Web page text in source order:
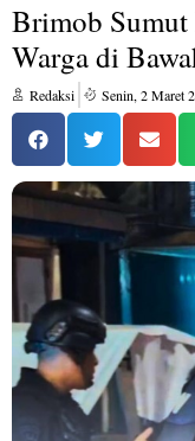
Brimob
Warga di
Redaksi Senin, 2 Maret